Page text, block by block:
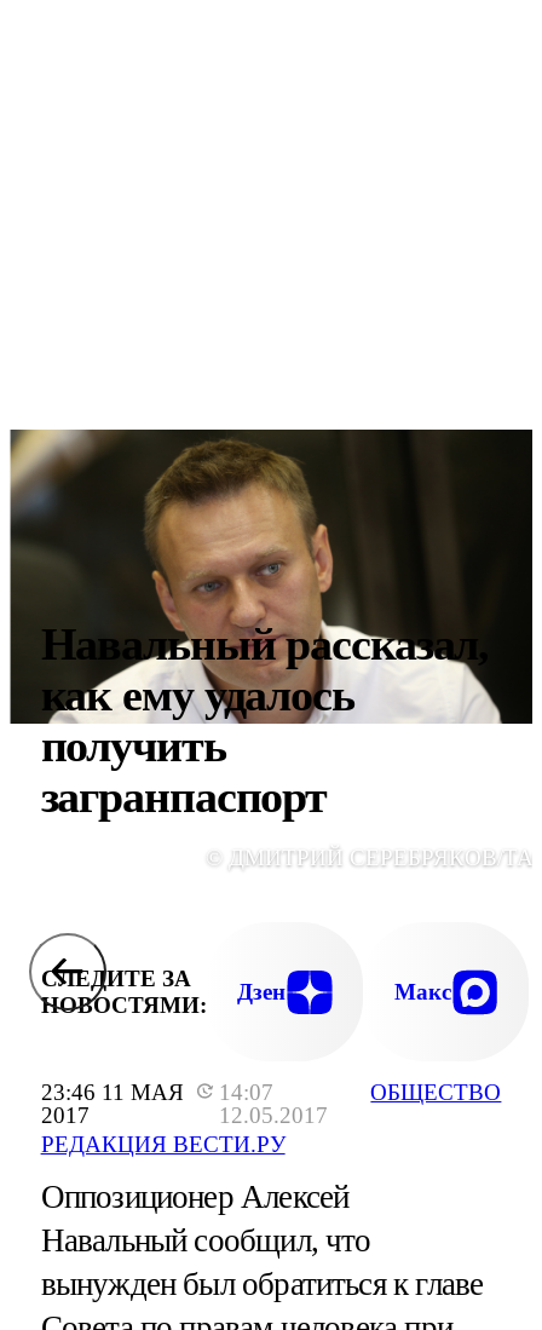
23:46 11 МАЯ
2017
14:07
12.05.2017
РЕДАКЦИЯ ВЕСТИ.РУ
ОБЩЕСТВО
Навальный рассказал,
как ему удалось
получить
загранпаспорт
© ДМИТРИЙ СЕРЕБРЯКОВ/
СЛЕДИТЕ ЗА
НОВОСТЯМИ:
Дзен Макс
Оппозиционер Алексей
Навальный сообщил, что
вынужден был обратиться к главе